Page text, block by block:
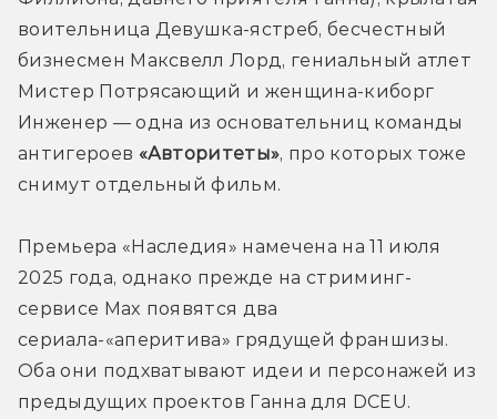
воительница Девушка-ястреб, бесчестный
бизнесмен Максвелл Лорд, гениальный атлет
Мистер Потрясающий и женщина-киборг
Инженер — одна из основательниц команды
антигероев «Авторитеты», про которых тоже
снимут отдельный фильм.
Премьера «Наследия» намечена на 11 июля
2025 года, однако прежде на стриминг-
сервисе Max появятся два
сериала-«аперитива» грядущей франшизы.
Оба они подхватывают идеи и персонажей из
предыдущих проектов Ганна для DCEU.